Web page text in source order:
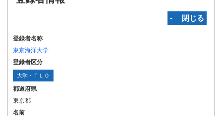
‐ 閉じる
登録者名称
東京海洋大学
登録者区分
大学・ＴＬＯ
都道府県
東京都
名前